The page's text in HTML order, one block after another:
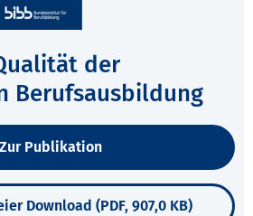
der
Berufsausbildung
Zur Publikation
Download (PDF, 907,0 KB)